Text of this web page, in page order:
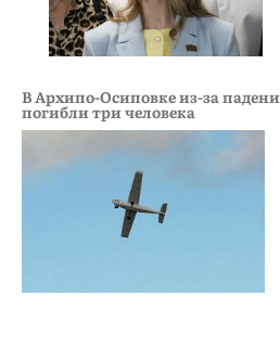
В Архипо-Осиповке из-за
погибли три человека